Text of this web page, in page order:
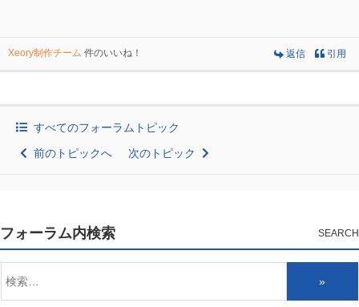
Xeory制作チーム 件のいいね！ 返信 引用
すべてのフォーラムトピック
前のトピックへ
次のトピック
フォーラム内検索